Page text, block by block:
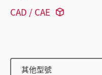
CAD / CAE
其他型號